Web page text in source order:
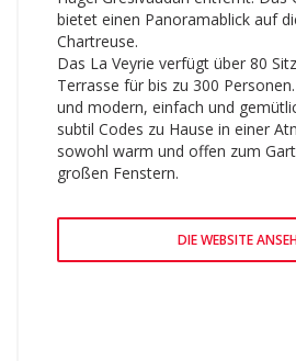
bietet einen Panoramablick auf
Chartreuse.
Das La Veyrie verfügt über 80
Terrasse für bis zu 300
und modern, einfach und
subtil Codes zu Hause in einer
sowohl warm und offen zum
großen Fenstern.
DIE WEBSITE